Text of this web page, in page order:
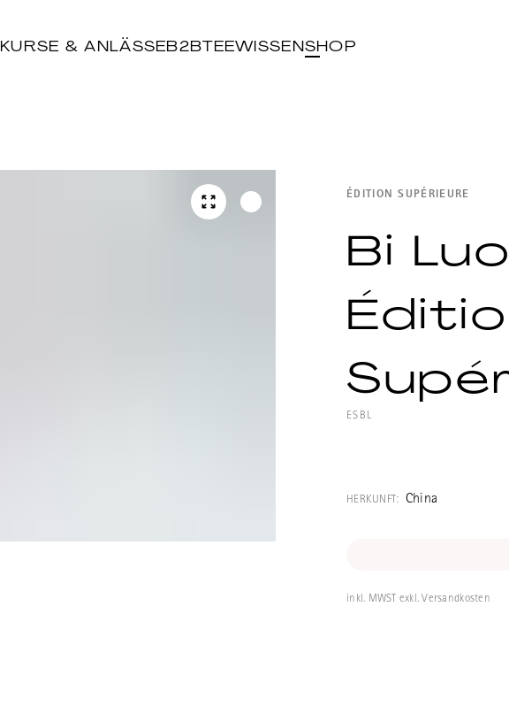
KURSE & ANLÄSSEB2BTEEWISSENSHOP
ÉDITION SUPÉRIEURE
Bi
ESBL
HERKUNFT: China
inkl. MWST exkl. Versandkosten